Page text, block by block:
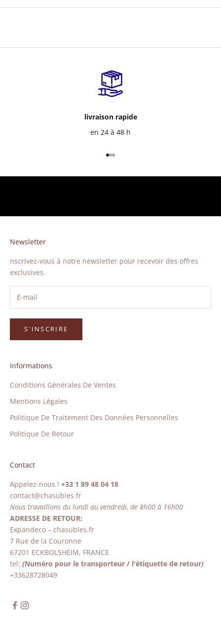
livraison rapide
en 24 à 48 h
Aller à l'élément 1
Aller à l'élément 2
Aller à l'élément 3
Newsletter
nscrivez-vous à notre newsletter pour recevoir des offres
exclusives.
S'INSCRIRE
Informations
Conditions Générales De Ventes
Mentions Légales
Politique De Traitement Des Données Personnelles
Politique De Retour
Contact
Appelez-nous ! +33 1 89 48 04 18
contact@chasubles.fr
Nous travaillons du lundi au vendredi, de 8h00 à 16h00
ADRESSE DE RETOUR:
Expandeco – chasubles.fr
7 Rue de la Couronne
67201 ECKBOLSHEIM, FRANCE
tel: (Numéro pour le transporteur / l'étiquette de retour)
+33628728049